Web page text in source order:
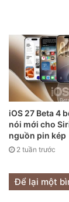
háo hức với
mẫu điện
trường hiện
như màn hình
có kích thước
các mẫu
iOS 27 Beta 4
nói mới cho
nguồn pin kép
2 tuần trước
Để lại một